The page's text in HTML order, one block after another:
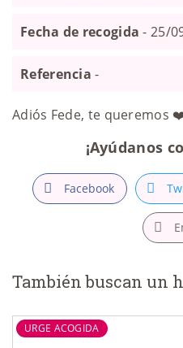
Fecha de recogida - 25/
Referencia -
Adiós Fede, te queremos
¡Ayúdanos
Facebook
También buscan un
URGE ACOGIDA